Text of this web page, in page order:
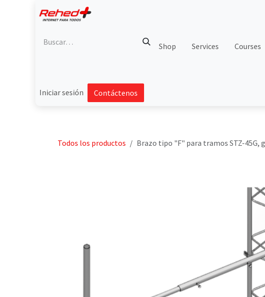
Shop Services Courses
Iniciar sesión Contáctenos
Todos los productos Brazo tipo "F" para tramos STZ-